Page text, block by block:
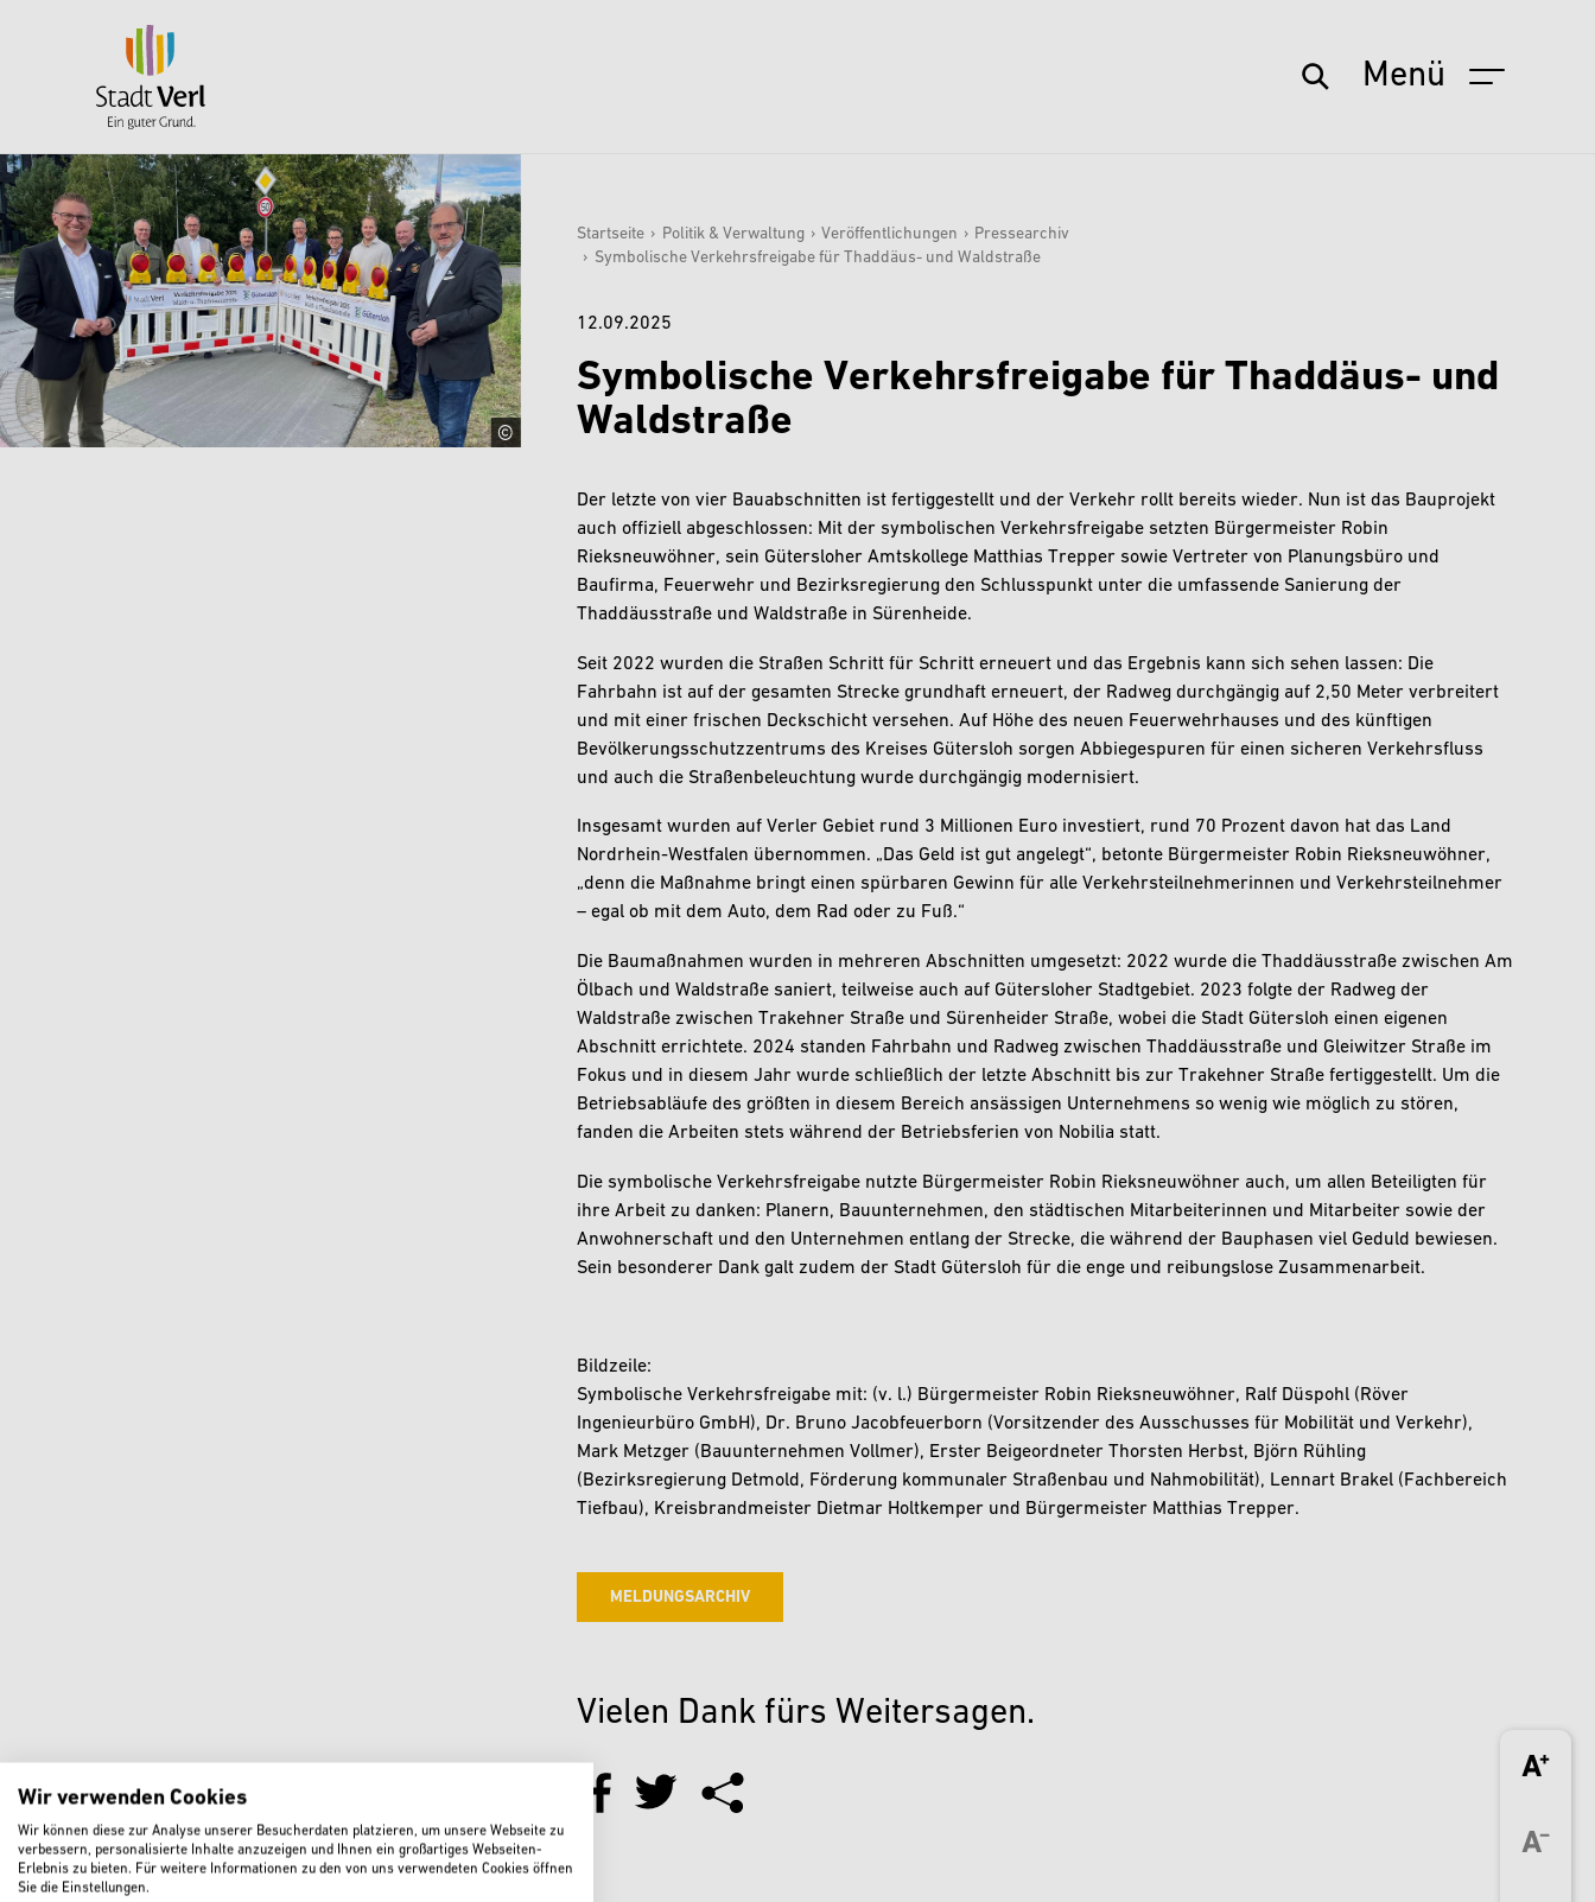
Zum Hauptinhalt springen Menü
Sie sind hier:
Startseite › Politik & Verwaltung › Veröffentlichungen › Pressearchiv
› Symbolische Verkehrsfreigabe für Thaddäus- und Waldstraße
12.09.2025
Symbolische Verkehrsfreigabe für Thaddäus- und
Waldstraße
Der letzte von vier Bauabschnitten ist fertiggestellt und der Verkehr rollt bereits wieder. Nun ist das Bauprojekt
auch offiziell abgeschlossen: Mit der symbolischen Verkehrsfreigabe setzten Bürgermeister Robin
Rieksneuwöhner, sein Gütersloher Amtskollege Matthias Trepper sowie Vertreter von Planungsbüro und
Baufirma, Feuerwehr und Bezirksregierung den Schlusspunkt unter die umfassende Sanierung der
Thaddäusstraße und Waldstraße in Sürenheide.
Seit 2022 wurden die Straßen Schritt für Schritt erneuert und das Ergebnis kann sich sehen lassen: Die
Fahrbahn ist auf der gesamten Strecke grundhaft erneuert, der Radweg durchgängig auf 2,50 Meter verbreitert
und mit einer frischen Deckschicht versehen. Auf Höhe des neuen Feuerwehrhauses und des künftigen
Bevölkerungsschutzzentrums des Kreises Gütersloh sorgen Abbiegespuren für einen sicheren Verkehrsfluss
und auch die Straßenbeleuchtung wurde durchgängig modernisiert.
Insgesamt wurden auf Verler Gebiet rund 3 Millionen Euro investiert, rund 70 Prozent davon hat das Land
Nordrhein-Westfalen übernommen. „Das Geld ist gut angelegt“, betonte Bürgermeister Robin Rieksneuwöhner,
„denn die Maßnahme bringt einen spürbaren Gewinn für alle Verkehrsteilnehmerinnen und Verkehrsteilnehmer
– egal ob mit dem Auto, dem Rad oder zu Fuß.“
Die Baumaßnahmen wurden in mehreren Abschnitten umgesetzt: 2022 wurde die Thaddäusstraße zwischen Am
Ölbach und Waldstraße saniert, teilweise auch auf Gütersloher Stadtgebiet. 2023 folgte der Radweg der
Waldstraße zwischen Trakehner Straße und Sürenheider Straße, wobei die Stadt Gütersloh einen eigenen
Abschnitt errichtete. 2024 standen Fahrbahn und Radweg zwischen Thaddäusstraße und Gleiwitzer Straße im
Fokus und in diesem Jahr wurde schließlich der letzte Abschnitt bis zur Trakehner Straße fertiggestellt. Um die
Betriebsabläufe des größten in diesem Bereich ansässigen Unternehmens so wenig wie möglich zu stören,
fanden die Arbeiten stets während der Betriebsferien von Nobilia statt.
Die symbolische Verkehrsfreigabe nutzte Bürgermeister Robin Rieksneuwöhner auch, um allen Beteiligten für
ihre Arbeit zu danken: Planern, Bauunternehmen, den städtischen Mitarbeiterinnen und Mitarbeiter sowie der
Anwohnerschaft und den Unternehmen entlang der Strecke, die während der Bauphasen viel Geduld bewiesen.
Sein besonderer Dank galt zudem der Stadt Gütersloh für die enge und reibungslose Zusammenarbeit.
Bildzeile:
Symbolische Verkehrsfreigabe mit: (v. l.) Bürgermeister Robin Rieksneuwöhner, Ralf Düspohl (Röver
Ingenieurbüro GmbH), Dr. Bruno Jacobfeuerborn (Vorsitzender des Ausschusses für Mobilität und Verkehr),
Mark Metzger (Bauunternehmen Vollmer), Erster Beigeordneter Thorsten Herbst, Björn Rühling
(Bezirksregierung Detmold, Förderung kommunaler Straßenbau und Nahmobilität), Lennart Brakel (Fachbereich
Tiefbau), Kreisbrandmeister Dietmar Holtkemper und Bürgermeister Matthias Trepper.
MELDUNGSARCHIV
Vielen Dank fürs Weitersagen.
Wir verwenden Cookies
Wir können diese zur Analyse unserer Besucherdaten platzieren, um unsere Webseite zu
verbessern, personalisierte Inhalte anzuzeigen und Ihnen ein großartiges Webseiten-
Erlebnis zu bieten. Für weitere Informationen zu den von uns verwendeten Cookies öffnen
Sie die Einstellungen.